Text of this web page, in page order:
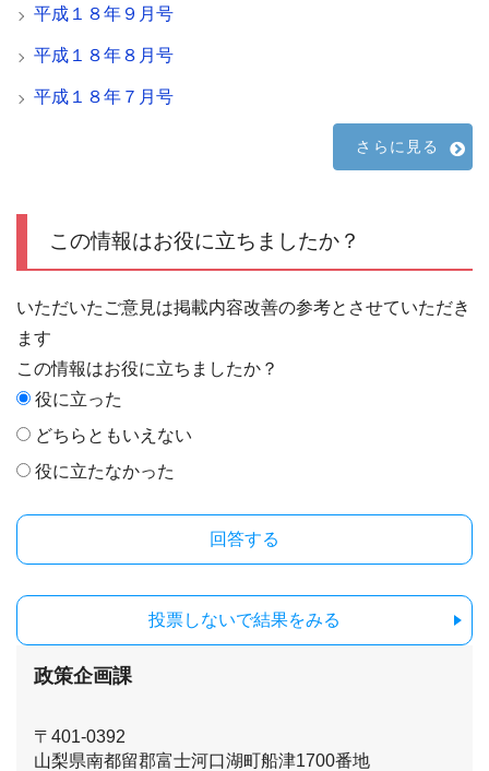
平成１８年９月号
平成１８年８月号
平成１８年７月号
さらに見る
この情報はお役に立ちましたか？
いただいたご意見は掲載内容改善の参考とさせていただき
ます
この情報はお役に立ちましたか？
役に立った
どちらともいえない
役に立たなかった
投票しないで結果をみる
政策企画課
〒401-0392
山梨県南都留郡富士河口湖町船津1700番地